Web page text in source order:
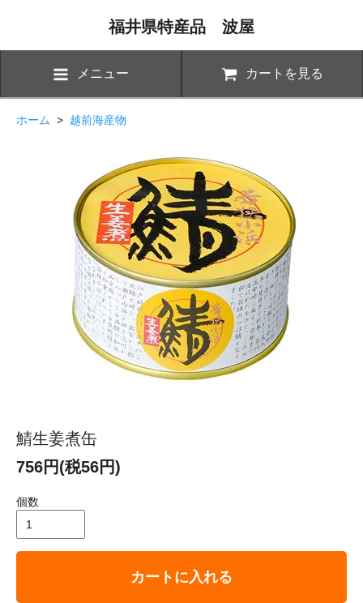
福井県特産品 波屋
メニュー カートを見る
ホーム > 越前海産物
鯖生姜煮缶
756円(税56円)
個数
カートに入れる